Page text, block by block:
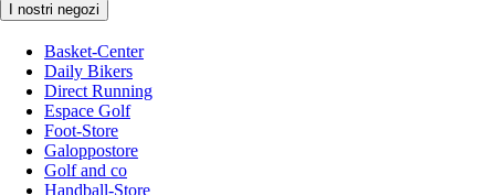
I nostri negozi
Basket-Center
Daily Bikers
Direct Running
Espace Golf
Foot-Store
Galoppostore
Golf and co
Handball-Store